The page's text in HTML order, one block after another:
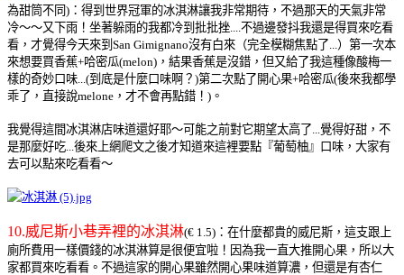
為甜筒不同)：得到世界冠軍的冰淇淋讓我非常期待，不過那天的天氣非常
冷～～又下雨！坐著躲雨的我都冷到批批挫....不過邊發抖我還是得買來吃看
看，才覺得今天來到San Gimignano沒有白來（完全模糊焦點了...）第一次本
來想要買香蕉+哈密瓜(melon)，結果香蕉是沒錯，但又給了我這種像酸梅一
樣的奇妙口味...(到底是什麼口味啊？ )第二次點了開心果+哈密瓜(後來我都學
乖了，直接說melone，才不會再點錯！)。
我覺得這間冰淇淋店味道還好耶～可能之前對它期望太高了...覺得好甜，不
是那麼好吃...後來上網爬文之後才知道來這裡要點『葡萄柚』口味，大家有
去可以點來吃看看～
10.威尼斯小巷弄裡的冰淇淋(€ 1.5)：在什麼都貴的威尼斯，這支跟上
廁所費用一樣價錢的冰淇淋算是很便宜啦！ 因為我一直大推開心果，所以大
家都買來吃看看。不過這家的開心果雖然開心果味道算濃，但還是有杏仁